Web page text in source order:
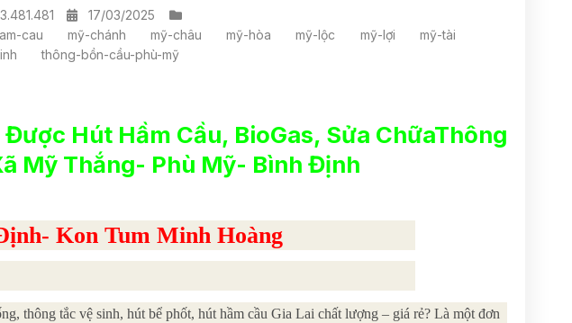
17/03/2025
cau mỹ-chánh mỹ-châu mỹ-hòa mỹ-lộc mỹ-lợi
mỹ-tài
thông-bồn-cầu-phù-mỹ
Hút Hầm Cầu, BioGas, Sửa ChữaThông
Mỹ Thắng- Phù Mỹ- Bình Định
Kon Tum Minh Hoàng
thông tắc vệ sinh, hút bể phốt, hút hầm cầu Gia Lai chất lượng – giá rẻ? Là một đơn